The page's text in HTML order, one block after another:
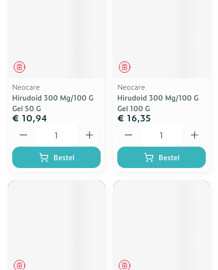
Geneesmiddel
Neocare
Hirudoid 300 Mg/100 G
Gel 50 G
€ 10,94
Bestel
Geneesmiddel
Neocare
Hirudoid 300 Mg/100 G
Gel 100 G
€ 16,35
Bestel
Geneesmiddel Geneesmiddel